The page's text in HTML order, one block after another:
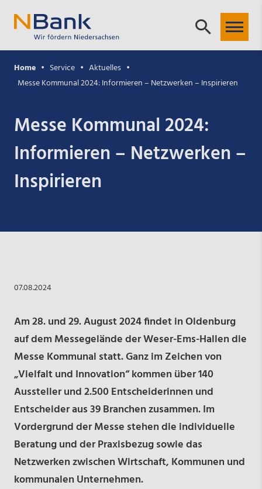
Home Service
Aktuelles
Messe Kommunal 2024: Informieren – Netzwerken – Inspirieren
Messe Kommunal 2024:
Informieren – Netzwerken –
Inspirieren
07.08.2024
Am 28. und 29. August 2024 findet in Oldenburg
auf dem Messegelände der Weser-Ems-Hallen die
Messe Kommunal statt. Ganz im Zeichen von
„Vielfalt und Innovation“ kommen über 140
Aussteller und 2.500 Entscheiderinnen und
Entscheider aus 39 Branchen zusammen. Im
Vordergrund der Messe stehen die individuelle
Beratung und der Praxisbezug sowie das
Netzwerken zwischen Wirtschaft, Kommunen und
kommunalen Unternehmen.